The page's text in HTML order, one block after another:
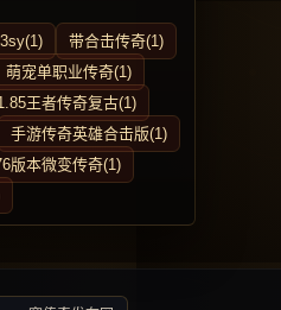
带合击传奇(1)
萌宠单职业传奇(1)
王者传奇复古(1)
手游传奇英雄合击版(1)
版本微变传奇(1)